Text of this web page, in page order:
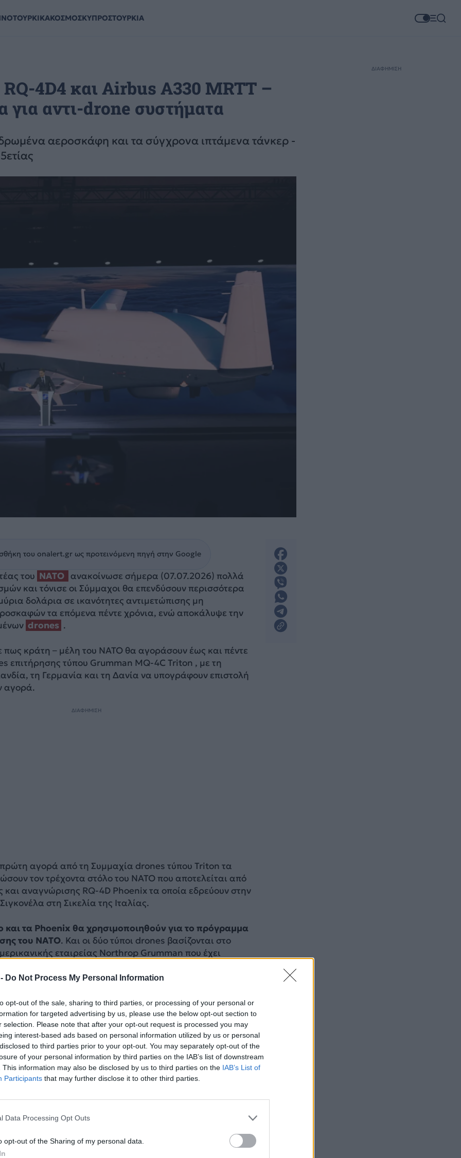
Do Not Process My Personal Information
opt-out of the sale, sharing to third parties, or processing of your personal or
for targeted advertising by us, please use the below opt-out section to
selection. Please note that after your opt-out request is processed you may
interest-based ads based on personal information utilized by us or personal
to third parties prior to your opt-out. You may separately opt-out of the
of your personal information by third parties on the IAB’s list of downstream
This information may also be disclosed by us to third parties on the IAB’s List of
Participants that may further disclose it to other third parties.
Data Processing Opt Outs
opt-out of the Sharing of my personal data.
ΚΟΣΜΟΣΚΥΠΡΟΣΤΟΥΡΚΙΑ
4D4 και Airbus A330 MRTT –
για αντι-drone συστήματα
αεροσκάφη και τα σύγχρονα ιπτάμενα τάνκερ -
του onalert.gr ως προτεινόμενη πηγή στην Google
του NATO ανακοίνωσε σήμερα (07.07.2026) πολλά
και τόνισε οι Σύμμαχοι θα επενδύσουν περισσότερα
δολάρια σε ικανότητες αντιμετώπισης μη
τα επόμενα πέντε χρόνια, ενώ αποκάλυψε την
drones .
κράτη – μέλη του NATO θα αγοράσουν έως και πέντε
επιτήρησης τύπου Grumman MQ-4C Triton , με τη
τη Γερμανία και τη Δανία να υπογράφουν επιστολή
αγορά.
ΔΙΑΦΗΜΙΣΗ
πρώτη αγορά από τη Συμμαχία drones τύπου Triton τα
τον τρέχοντα στόλο του NATO που αποτελείται από
και αναγνώρισης RQ-4D Phoenix τα οποία εδρεύουν στην
στη Σικελία της Ιταλίας.
τα Phoenix θα χρησιμοποιηθούν για το πρόγραμμα
του ΝΑΤΟ. Και οι δύο τύποι drones βασίζονται στο
εταιρείας Northrop Grumman που έχει
30 ώρες.μπορεί να μένει στον αέρα για περισσότερες
today:
AWACS to replace E-3A fleet
maritime patrol UAVs to join the Q-4 fleet
A400M logistics fleet
to arrive in September
initial 2x P-8A "Poseidon"
(@DefenceGeek) July 7, 2026
ο Ρούτε είπε πως οι πληροφορίες, η επιτήρηση και η
σημασίας για τη Συμμαχία ,ενώ ελπίζει να πείσει
ΔΙΑΦΗΜΙΣΗ